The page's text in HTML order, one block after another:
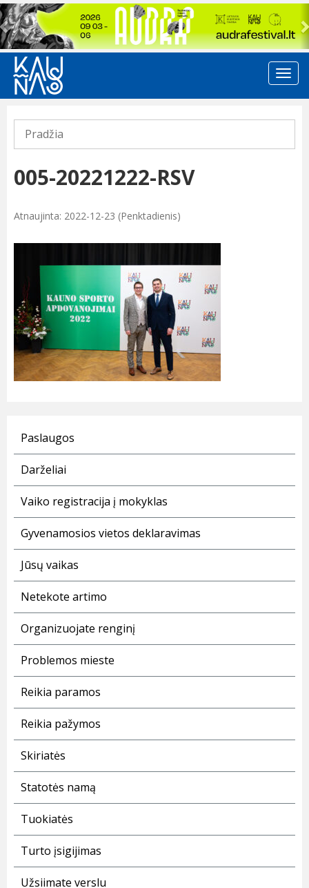
Previous
Pradžia
005-20221222-RSV
Atnaujinta: 2022-12-23 (Penktadienis)
Paslaugos
Darželiai
Vaiko registracija į mokyklas
Gyvenamosios vietos deklaravimas
Jūsų vaikas
Netekote artimo
Organizuojate renginį
Problemos mieste
Reikia paramos
Reikia pažymos
Skiriatės
Statotės namą
Tuokiatės
Turto įsigijimas
Užsiimate verslu